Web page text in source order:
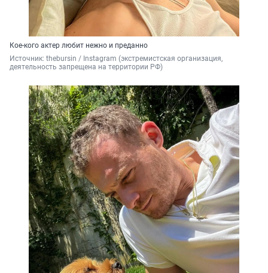
Кое-кого актер любит нежно и преданно
Источник: thebursin / Instagram (экстремистская организация,
деятельность запрещена на территории РФ)